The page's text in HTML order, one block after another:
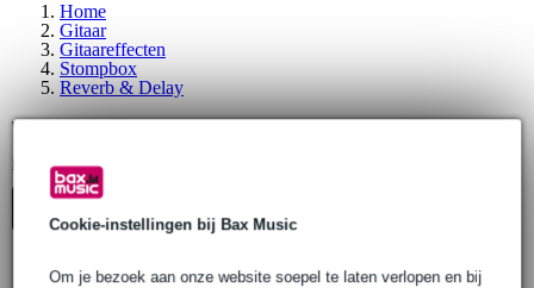
Cookie-instellingen bij Bax Music
Om je bezoek aan onze website soepel te laten verlopen en bij
Home
Gitaar
Gitaareffecten
Stompbox
Reverb & Delay
Valeton Reverb & Delay
Er is product gevonden.